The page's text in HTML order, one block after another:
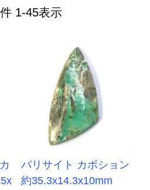
件 1-45表示
バリサイト カボション
約35.3x14.3x10mm